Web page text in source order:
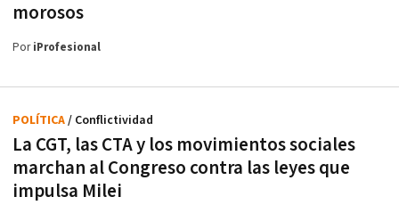
morosos
PoriProfesional
La CGT, las CTA y los movimientos sociales
marchan al Congreso contra las leyes que
impulsa Milei
POLÍTICA/ Conflictividad